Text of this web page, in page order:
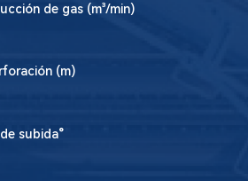
de gas (m³/min)
(m)
subida°